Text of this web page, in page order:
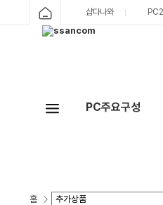
샵다나와
PC주요구성
홈